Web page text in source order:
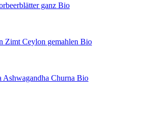
ganz Bio
Zimt Ceylon gemahlen Bio
Ashwagandha Churna Bio